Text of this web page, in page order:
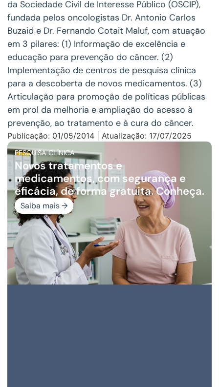
da Sociedade Civil de Interesse Público (OSCIP),
fundada pelos oncologistas Dr. Antonio Carlos
Buzaid e Dr. Fernando Cotait Maluf, com atuação
em 3 pilares: (1) Informação de excelência e
educação para prevenção do câncer. (2)
Implementação de centros de pesquisa clínica
para a descoberta de novos medicamentos. (3)
Articulação para promoção de políticas públicas
em prol da melhoria e ampliação do acesso à
prevenção, ao tratamento e à cura do câncer.
Publicação: 01/05/2014 | Atualização: 17/07/2025
PESQUISA CLÍNICA
Novos tratamentos e
medicamentos, com segurança e
eficácia, de forma gratuita. Conheça.
Saiba mais →